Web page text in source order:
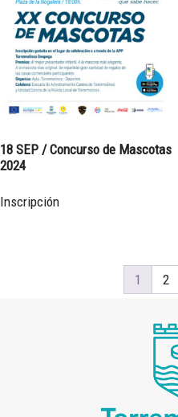
18 SEP / Concurso de Mascotas
2024
Inscripción
1 2